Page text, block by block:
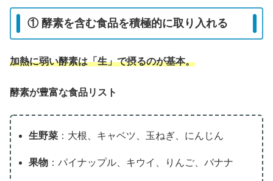
① 酵素を含む食品を積極的に取り入れる
加熱に弱い酵素は「生」で摂るのが基本。
酵素が豊富な食品リスト
生野菜 ：大根、キャベツ、玉ねぎ、にんじん
果物 ：パイナップル、キウイ、りんご、バナナ